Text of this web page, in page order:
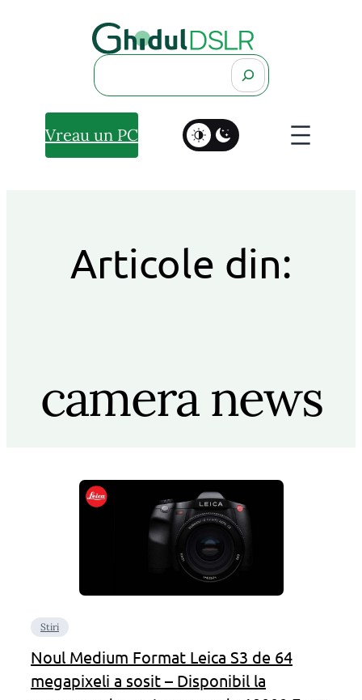
Search
Vreau un PC
Articole din:
camera news
Stiri
Noul Medium Format Leica S3 de 64
megapixeli a sosit – Disponibil la